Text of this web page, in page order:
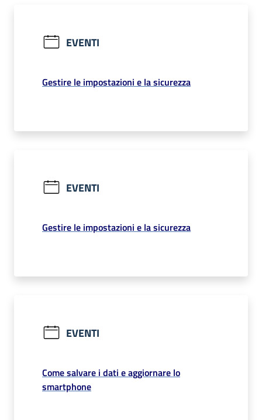
EVENTI
Gestire le impostazioni e la sicurezza
EVENTI
Gestire le impostazioni e la sicurezza
EVENTI
Come salvare i dati e aggiornare lo
smartphone